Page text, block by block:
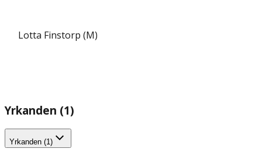
Lotta Finstorp (M)
Yrkanden (1)
Yrkanden (1)